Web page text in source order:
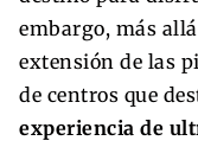
embargo, más
extensión de las
de centros que
experiencia de